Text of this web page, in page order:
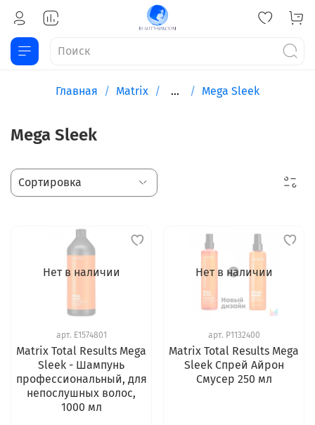
Главная Matrix ... Mega Sleek
Mega Sleek
Нет в наличии
арт. E1574801
Matrix Total Results Mega
Sleek - Шампунь
профессиональный, для
непослушных волос,
1000 мл
Нет в наличии
арт. P1132400
Matrix Total Results Mega
Sleek Спрей Айрон
Смусер 250 мл